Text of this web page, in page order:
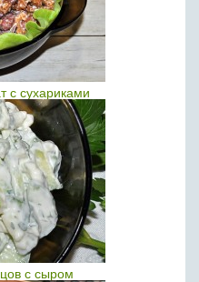
с сухариками
с сыром